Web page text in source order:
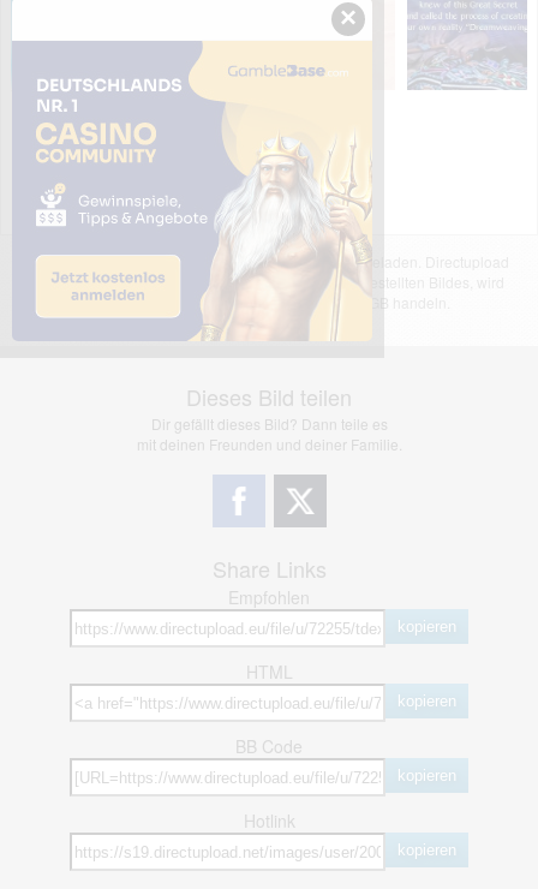
Das dargestellte Bild wurde von einem Nutzer hochgeladen. Directupload
übernimmt keinerlei Haftung für den Inhalt des dargestellten Bildes, wird
jedoch bei Verstößen nach §2(3) unserer AGB handeln.
Dieses Bild teilen
Dir gefällt dieses Bild? Dann teile es
mit deinen Freunden und deiner Familie.
Share Links
Empfohlen
kopieren
HTML
kopieren
BB Code
kopieren
Hotlink
kopieren
×